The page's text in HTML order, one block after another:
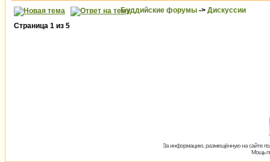
Буддийские форумы -> Дискуссии
Страница 1 из 5
За информацию, размещённую на сайте
Мощь